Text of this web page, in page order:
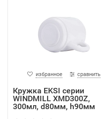
избранное сравнить
Кружка EKSI серии
WINDMILL XMD300Z,
300мл, d80мм, h90мм